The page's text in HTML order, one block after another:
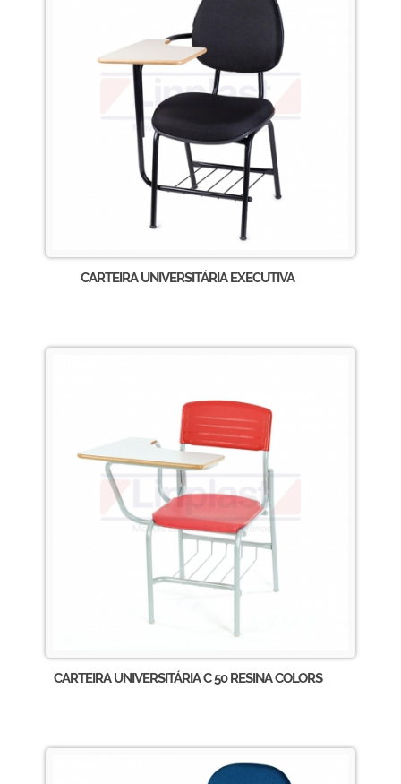
CARTEIRA UNIVERSITÁRIA EXECUTIVA
CARTEIRA UNIVERSITÁRIA C 50 RESINA COLORS